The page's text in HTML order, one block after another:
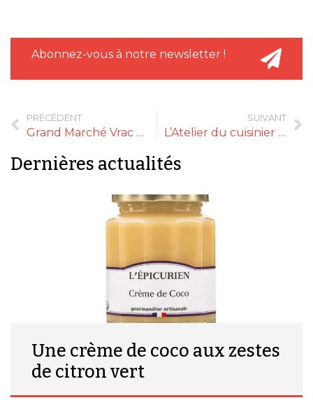
Abonnez-vous à notre newsletter !
PRÉCÉDENT
Grand Marché Vrac accélère
SUIVANT
L’Atelier du cuisinier à Paimpol
Dernières actualités
Une crème de coco aux zestes
de citron vert